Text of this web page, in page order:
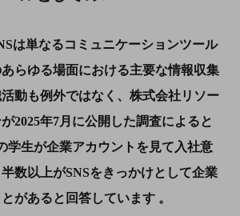
は単なるコミュニケーションツール
らゆる場面における主要な情報収集
動も例外ではなく、株式会社リソー
2025年7月に公開した調査によると
学生が企業アカウントを見て入社意
数以上がSNSをきっかけとして企業
があると回答しています 。